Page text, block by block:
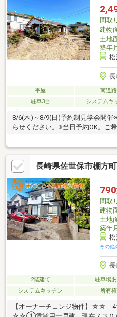
え、障子・襖張替え●その他設備
設置、照明器具交換【おすすめポ
間取
建物
土地
築年
平屋 南道路
駐車3台
システムキ
8/6(木)～8/9(日)予約制見学会開催
らせください。※当日予約OK。ご
をお知らせください。【見学会開
家4SLDK／リビング20帖／駐車4
フォーム内容】シロアリ防除工事
ト撤去、庭整地耐震補強工事、内
含む）【おすすめポイント】・シ
証・お客様に合わせたローンの組
ロー
長崎県佐世保市棚方
790
間取
建物
土地
築年
その他
2階建て 駐車場
システムキッチン
所有権
【オーナーチェンジ物件】☆☆